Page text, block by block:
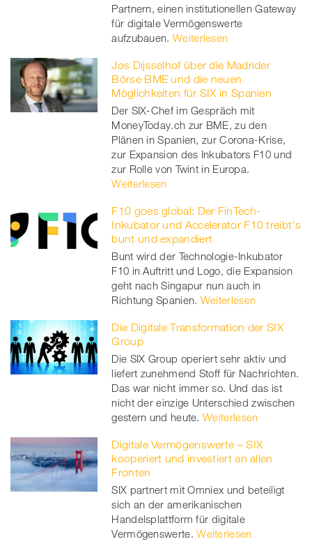
Partnern, einen institutionellen Gateway
für digitale Vermögenswerte
aufzubauen. Weiterlesen
Jos Dijsselhof über die Madrider
Börse BME und die neuen
Möglichkeiten für SIX in Spanien
Der SIX-Chef im Gespräch mit
MoneyToday.ch zur BME, zu den
Plänen in Spanien, zur Corona-Krise,
zur Expansion des Inkubators F10 und
zur Rolle von Twint in Europa.
Weiterlesen
F10 goes global: Der FinTech-
Inkubator und Accelerator F10 treibt's
bunt und expandiert
Bunt wird der Technologie-Inkubator
F10 in Auftritt und Logo, die Expansion
geht nach Singapur nun auch in
Richtung Spanien. Weiterlesen
Die Digitale Transformation der SIX
Group
Die SIX Group operiert sehr aktiv und
liefert zunehmend Stoff für Nachrichten.
Das war nicht immer so. Und das ist
nicht der einzige Unterschied zwischen
gestern und heute. Weiterlesen
Digitale Vermögenswerte – SIX
kooperiert und investiert an allen
Fronten
SIX partnert mit Omniex und beteiligt
sich an der amerikanischen
Handelsplattform für digitale
Vermögenswerte. Weiterlesen